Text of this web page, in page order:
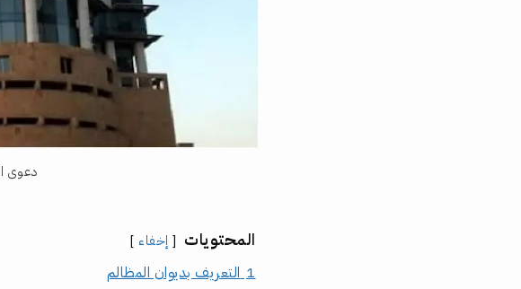
دعوى
المحتويات إخفاء
1 التعريف بديوان المظالم